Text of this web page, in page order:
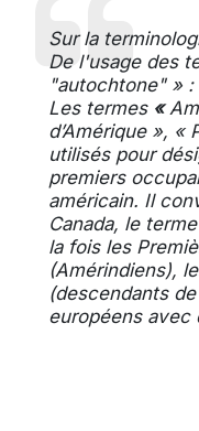
Sur la
De l'usage des
"autochtone" » :
Les termes«
d’Amérique », «
utilisés pour
premiers
américain. Il
Canada, le
la fois les
(Amérindiens),
(descendants
européens avec